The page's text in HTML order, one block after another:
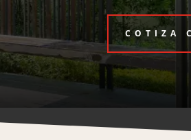
COTIZA